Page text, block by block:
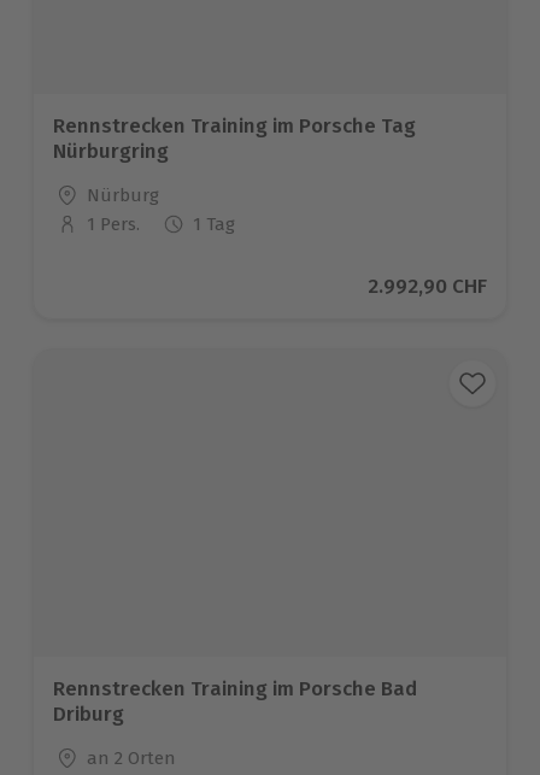
Rennstrecken Training im Porsche Tag
Nürburgring
Standort
Nürburg
Anzahl der Teilnehmer
1 Pers. 1 Tag
Aktueller Preis
2.992,90 CHF
Rennstrecken Training im Porsche Bad
Driburg
Standort
an 2 Orten